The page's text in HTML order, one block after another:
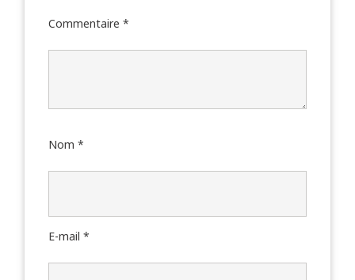
Commentaire *
Nom *
E-mail *